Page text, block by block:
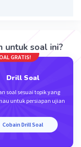
untuk soal ini?
GRATIS!
Drill Soal
soal sesuai topik yang
untuk persiapan ujian
Cobain Drill Soal